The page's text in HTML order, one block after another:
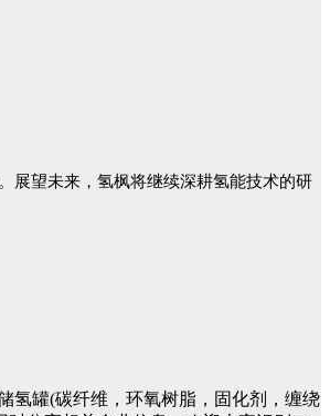
展望未来，氢枫将继续深耕氢能技术的研
氢罐(碳纤维，环氧树脂，固化剂，缠绕